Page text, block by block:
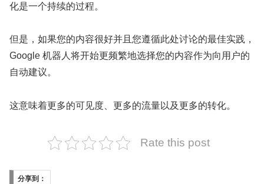
化是一个持续的过程。
但是，如果您的内容很好并且您遵循此处讨论的最佳实践，
Google 机器人将开始更频繁地选择您的内容作为向用户的
自动建议。
这意味着更多的可见度、更多的流量以及更多的转化。
Rate this post
分享到：